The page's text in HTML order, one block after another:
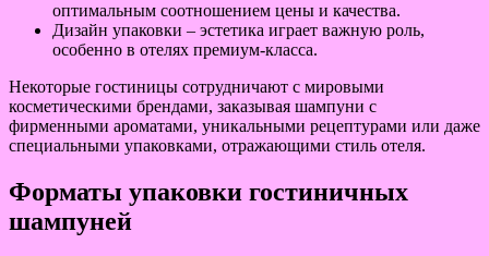
оптимальным соотношением цены и качества.
Дизайн упаковки – эстетика играет важную роль,
особенно в отелях премиум-класса.
Некоторые гостиницы сотрудничают с мировыми
косметическими брендами, заказывая шампуни с
фирменными ароматами, уникальными рецептурами или даже
специальными упаковками, отражающими стиль отеля.
Форматы упаковки гостиничных
шампуней